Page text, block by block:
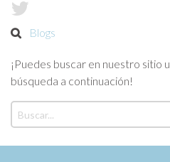
Blogs
¡Puedes buscar en nuestro sitio
búsqueda a continuación!